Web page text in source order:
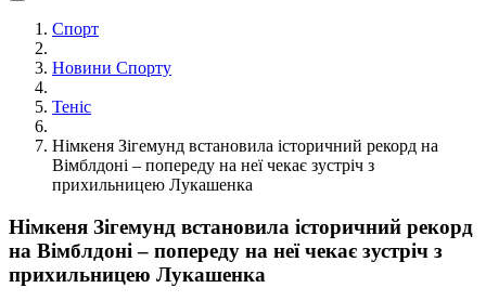
Спорт
Новини Спорту
Теніс
Німкеня Зігемунд встановила історичний рекорд на
Вімблдоні – попереду на неї чекає зустріч з
прихильницею Лукашенка
Німкеня Зігемунд встановила історичний рекорд
на Вімблдоні – попереду на неї чекає зустріч з
прихильницею Лукашенка